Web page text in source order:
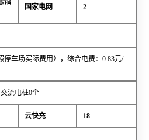
馆
国家电网 2
停车场实际费用），综合电费：0.83元/
流电桩0个
云快充 18